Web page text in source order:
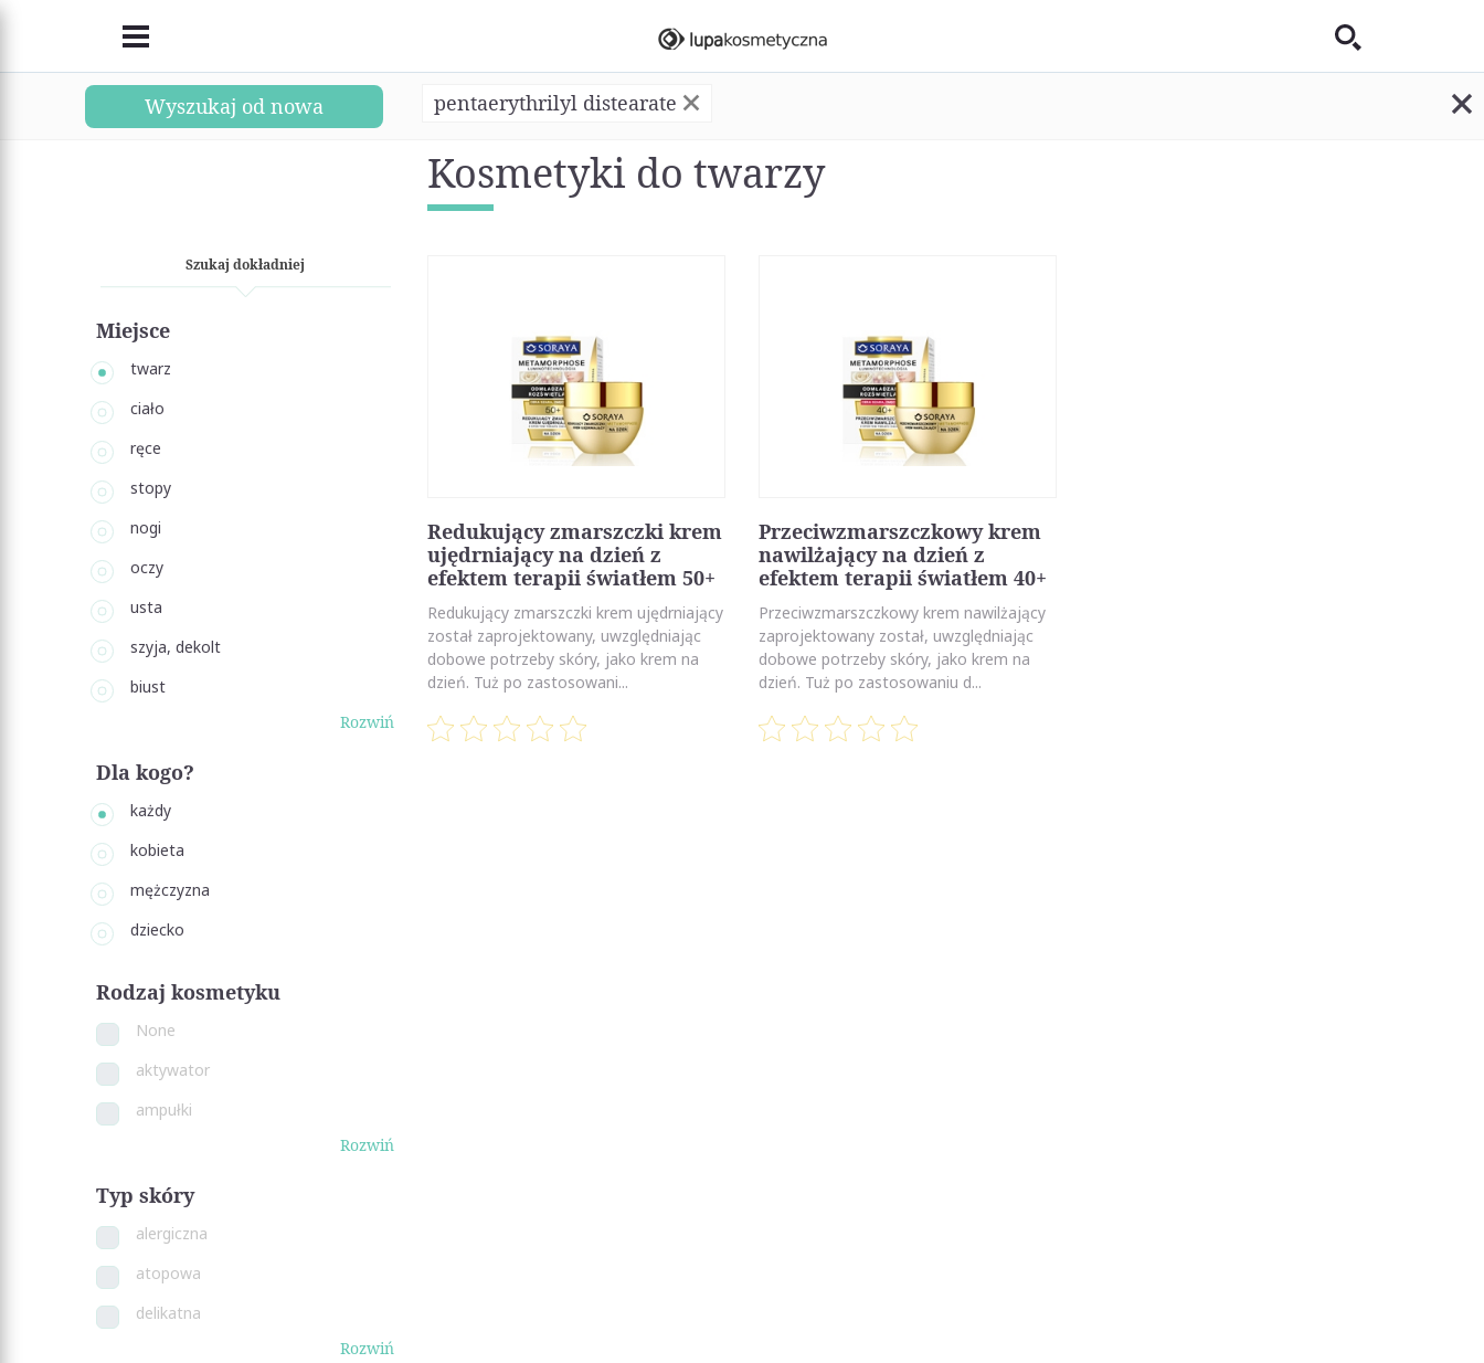
Kosmetyki do twarzy
Wyszukaj od nowa pentaerythrilyl distearate
Szukaj dokładniej
Miejsce
twarz
ciało
ręce
stopy
nogi
oczy
usta
szyja, dekolt
biust
Rozwiń
Dla kogo?
każdy
kobieta
mężczyzna
dziecko
Rodzaj kosmetyku
None
aktywator
ampułki
Rozwiń
Typ skóry
alergiczna
atopowa
delikatna
Rozwiń
Redukujący zmarszczki krem
ujędrniający na dzień z
efektem terapii światłem 50+
Redukujący zmarszczki krem ujędrniający
został zaprojektowany, uwzględniając
dobowe potrzeby skóry, jako krem na
dzień. Tuż po zastosowani...
Przeciwzmarszczkowy krem
nawilżający na dzień z
efektem terapii światłem 40+
Przeciwzmarszczkowy krem nawilżający
zaprojektowany został, uwzględniając
dobowe potrzeby skóry, jako krem na
dzień. Tuż po zastosowaniu d...